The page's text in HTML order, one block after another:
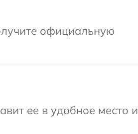
официальную
ее в удобное место и